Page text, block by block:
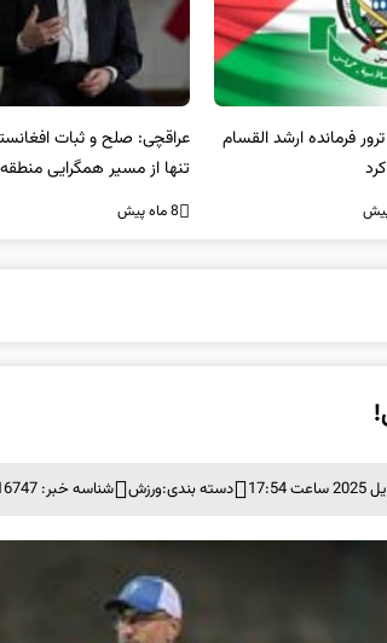
فرمانده ارشد القسام
عراقچی: صلح و ثبات
تنها از مسیر همگرایی
محقق می‌شود
8 ماه پیش
دسته بندی:ورزش شناسه خبر: 2816747